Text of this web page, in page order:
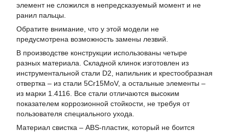
элемент не сложился в непредсказуемый момент и не
ранил пальцы.
Обратите внимание, что у этой модели не
предусмотрена возможность замены лезвий.
В производстве конструкции использованы четыре
разных материала. Складной клинок изготовлен из
инструментальной стали D2, напильник и крестообразная
отвертка – из стали 5Cr15MoV, а остальные элементы –
из марки 1.4116. Все стали отличаются высоким
показателем коррозионной стойкости, не требуя от
пользователя специального ухода.
Материал свистка – ABS-пластик, который не боится